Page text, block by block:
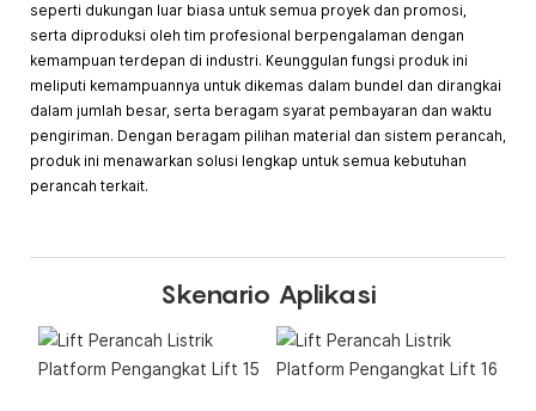
seperti dukungan luar biasa untuk semua proyek dan promosi,
serta diproduksi oleh tim profesional berpengalaman dengan
kemampuan terdepan di industri. Keunggulan fungsi produk ini
meliputi kemampuannya untuk dikemas dalam bundel dan dirangkai
dalam jumlah besar, serta beragam syarat pembayaran dan waktu
pengiriman. Dengan beragam pilihan material dan sistem perancah,
produk ini menawarkan solusi lengkap untuk semua kebutuhan
perancah terkait.
Skenario Aplikasi